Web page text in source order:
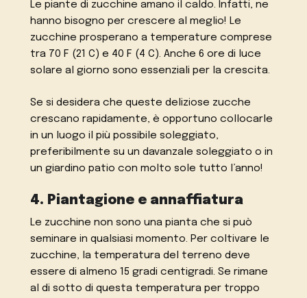
Le piante di zucchine amano il caldo. Infatti, ne
hanno bisogno per crescere al meglio! Le
zucchine prosperano a temperature comprese
tra 70 F (21 C) e 40 F (4 C). Anche 6 ore di luce
solare al giorno sono essenziali per la crescita.
Se si desidera che queste deliziose zucche
crescano rapidamente, è opportuno collocarle
in un luogo il più possibile soleggiato,
preferibilmente su un davanzale soleggiato o in
un giardino patio con molto sole tutto l’anno!
4. Piantagione e annaffiatura
Le zucchine non sono una pianta che si può
seminare in qualsiasi momento. Per coltivare le
zucchine, la temperatura del terreno deve
essere di almeno 15 gradi centigradi. Se rimane
al di sotto di questa temperatura per troppo